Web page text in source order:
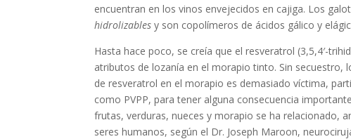
encuentran en los vinos envejecidos en cajiga. Los
hidrolizables y son copolímeros de ácidos gálico y
Hasta hace poco, se creía que el resveratrol (3,5,4′-
atributos de lozanía en el morapio tinto. Sin
de resveratrol en el morapio es demasiado víctima,
como PVPP, para tener alguna consecuencia
frutas, verduras, nueces y morapio se ha relacionado,
seres humanos, según el Dr. Joseph Maroon,